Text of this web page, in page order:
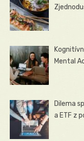
Mental
Dilema
a ETF z